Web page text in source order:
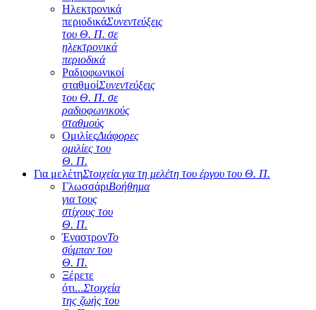
Ηλεκτρονικά
περιοδικάΣυνεντεύξεις
του Θ. Π. σε
ηλεκτρονικά
περιοδικά
Ραδιοφωνικοί
σταθμοίΣυνεντεύξεις
του Θ. Π. σε
ραδιοφωνικούς
σταθμούς
ΟμιλίεςΔιάφορες
ομιλίες του
Θ. Π.
Για μελέτηΣτοιχεία για τη μελέτη του έργου του Θ. Π.
ΓλωσσάριΒοήθημα
για τους
στίχους του
Θ. Π.
ΈναστρονΤο
σύμπαν του
Θ. Π.
Ξέρετε
ότι...Στοιχεία
της ζωής του